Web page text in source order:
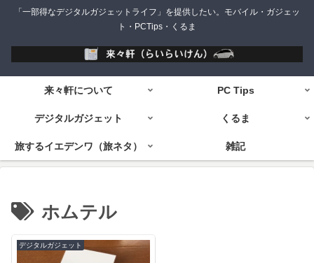
「一部得なデジタルガジェットライフ」を提供したい。モバイル・ガジェッ
ト・PCTips・くるま
来々軒について PC Tips
デジタルガジェット くるま
旅するイエデンワ（旅ネタ） 雑記
ホムテル
デジタルガジェット